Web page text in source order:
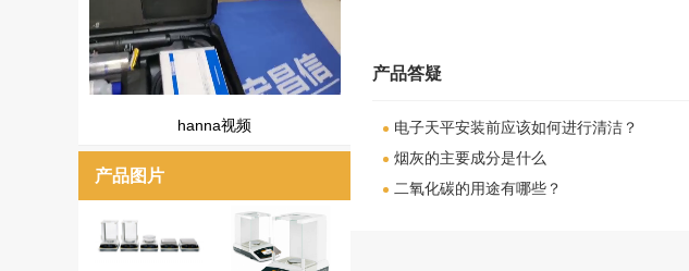
hanna视频
产品图片
产品答疑
电子天平安装前应该如何进行清洁？
烟灰的主要成分是什么
二氧化碳的用途有哪些？